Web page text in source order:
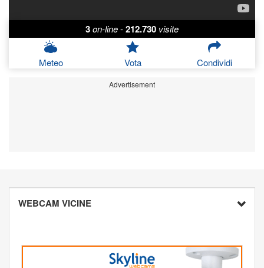
3on-line-212.730 visite
Meteo Vota Condividi
Advertisement
WEBCAM VICINE